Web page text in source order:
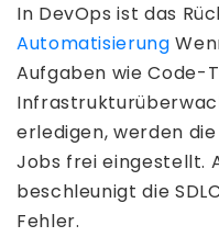
In DevOps ist das
Automatisierung
Aufgaben wie Code-
erledigen, werden
Jobs frei eingestellt.
beschleunigt die
Fehler.